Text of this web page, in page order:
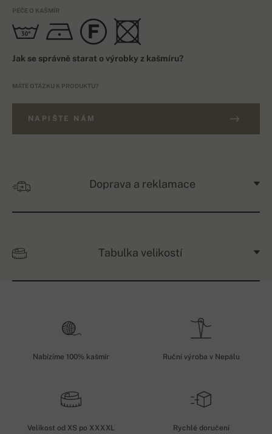
PÉČE O KAŠMÍR
Jak se správně starat o výrobky z kašmíru?
MÁTE OTÁZKU K PRODUKTU?
NAPIŠTE NÁM
Doprava a reklamace
Tabulka velikostí
Nabízíme 100% kašmír Ruční výroba v Nepálu
Velikost od XS po XXXXL Rychlé doručení